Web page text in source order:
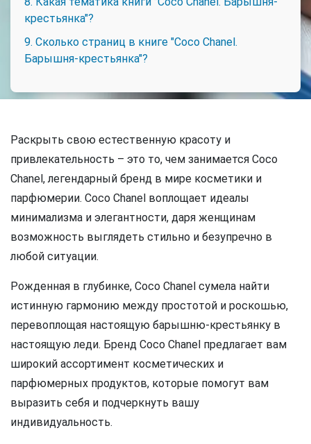
крестьянка"?
9. Сколько страниц в книге "Coco Chanel.
Барышня-крестьянка"?
Раскрыть свою естественную красоту и
привлекательность – это то, чем занимается Coco
Chanel, легендарный бренд в мире косметики и
парфюмерии. Coco Chanel воплощает идеалы
минимализма и элегантности, даря женщинам
возможность выглядеть стильно и безупречно в
любой ситуации.
Рожденная в глубинке, Coco Chanel сумела найти
истинную гармонию между простотой и роскошью,
перевоплощая настоящую барышню-крестьянку в
настоящую леди. Бренд Coco Chanel предлагает вам
широкий ассортимент косметических и
парфюмерных продуктов, которые помогут вам
выразить себя и подчеркнуть вашу
индивидуальность.